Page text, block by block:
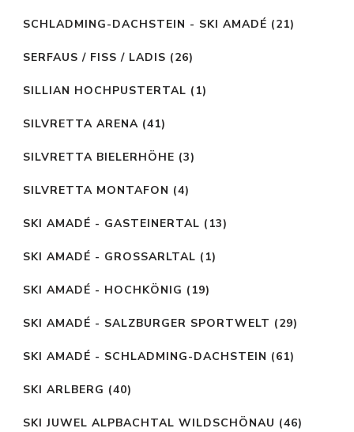
SCHLADMING-DACHSTEIN - SKI AMADÉ (21)
SERFAUS / FISS / LADIS (26)
SILLIAN HOCHPUSTERTAL (1)
SILVRETTA ARENA (41)
SILVRETTA BIELERHÖHE (3)
SILVRETTA MONTAFON (4)
SKI AMADÉ - GASTEINERTAL (13)
SKI AMADÉ - GROSSARLTAL (1)
SKI AMADÉ - HOCHKÖNIG (19)
SKI AMADÉ - SALZBURGER SPORTWELT (29)
SKI AMADÉ - SCHLADMING-DACHSTEIN (61)
SKI ARLBERG (40)
SKI JUWEL ALPBACHTAL WILDSCHÖNAU (46)